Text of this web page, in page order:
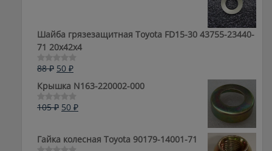
Шайба грязезащитная Toyota FD15-30 43755-23440-
71 20x42x4
Оценка
из
88₽ Первоначальная
цена
составляла
88 ₽.
50 ₽Текущая
цена:
50 ₽.
Крышка N163-220002-000
Оценка
5
105₽ Первоначальная
105 ₽.
50 ₽Текущая
Гайка колесная Toyota 90179-14001-71